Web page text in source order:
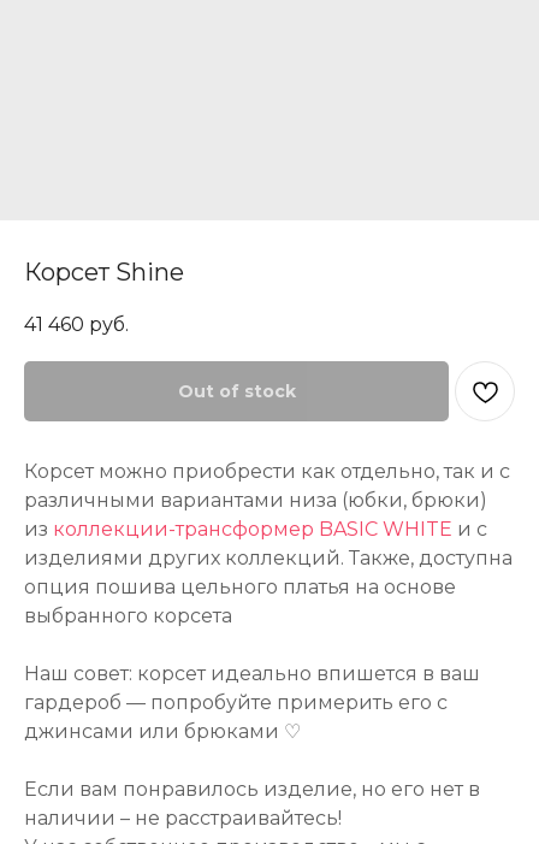
Корсет Shine
41 460 руб.
Out of stock
Корсет можно приобрести как отдельно, так и с
различными вариантами низа (юбки, брюки)
из коллекции-трансформер BASIC WHITE и с
изделиями других коллекций. Также, доступна
опция пошива цельного платья на основе
выбранного корсета
Наш совет: корсет идеально впишется в ваш
гардероб — попробуйте примерить его с
джинсами или брюками ♡
Если вам понравилось изделие, но его нет в
наличии – не расстраивайтесь!